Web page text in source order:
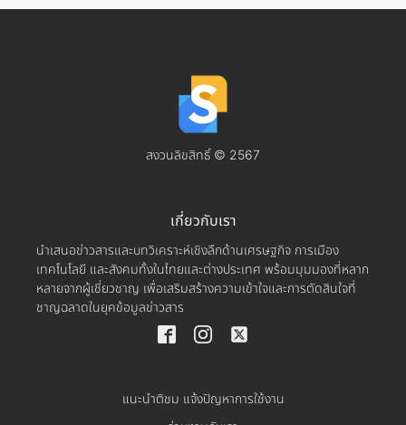
สงวนลิขสิทธิ์ © 2567
เกี่ยวกับเรา
นำเสนอข่าวสารและบทวิเคราะห์เชิงลึกด้านเศรษฐกิจ การเมือง
เทคโนโลยี และสังคมทั้งในไทยและต่างประเทศ พร้อมมุมมองที่หลาก
หลายจากผู้เชี่ยวชาญ เพื่อเสริมสร้างความเข้าใจและการตัดสินใจที่
ชาญฉลาดในยุคข้อมูลข่าวสาร
แนะนำติชม แจ้งปัญหาการใช้งาน